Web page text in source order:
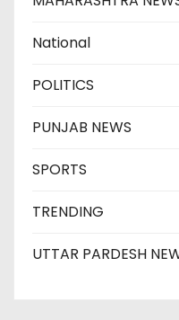
National
POLITICS
PUNJAB NEWS
SPORTS
TRENDING
UTTAR PARDESH